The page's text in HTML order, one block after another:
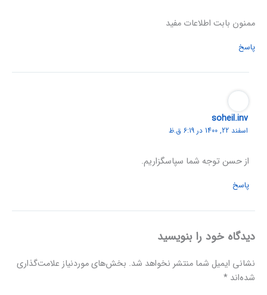
ممنون بابت اطلاعات مفید
پاسخ
soheil.inv
اسفند 22, 1400 در 6:19 ق.ظ
از حسن توجه شما سپاسگزاریم.
پاسخ
دیدگاه‌ خود را بنویسید
نشانی ایمیل شما منتشر نخواهد شد. بخش‌های موردنیاز علامت‌گذاری
شده‌اند *